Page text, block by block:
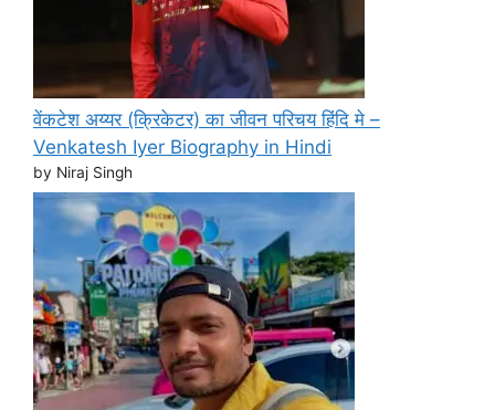
वेंकटेश अय्यर (क्रिकेटर) का जीवन परिचय हिंदि मे –
Venkatesh Iyer Biography in Hindi
by Niraj Singh